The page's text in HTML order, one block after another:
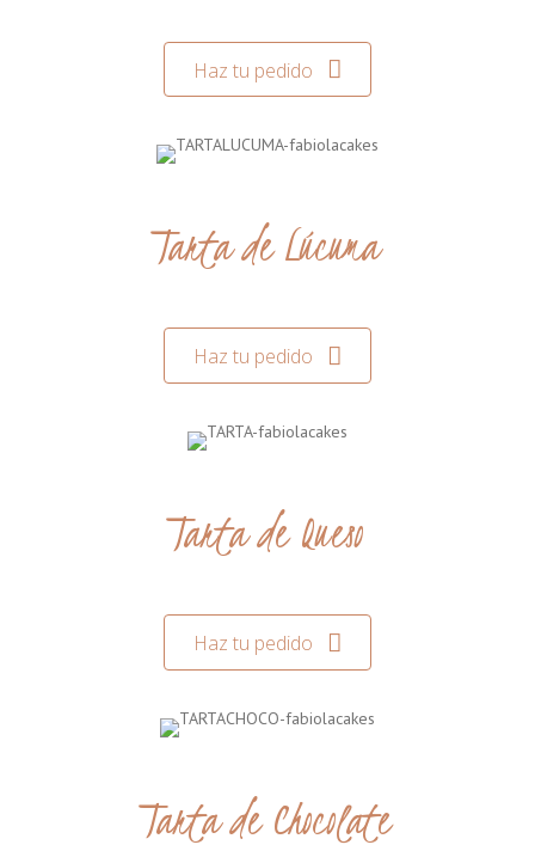
Haz tu pedido
Tarta de Lúcuma
Haz tu pedido
Tarta de Queso
Haz tu pedido
Tarta de Chocolate